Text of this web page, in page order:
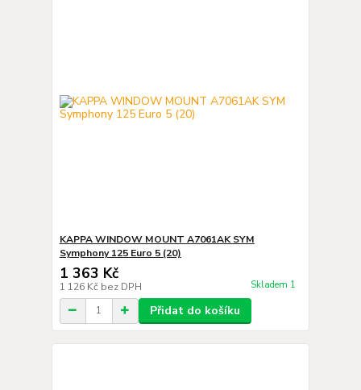
KAPPA WINDOW MOUNT A7061AK SYM
Symphony 125 Euro 5 (20)
1 363 Kč
1 126 Kč bez DPH Skladem 1
Přidat do košíku